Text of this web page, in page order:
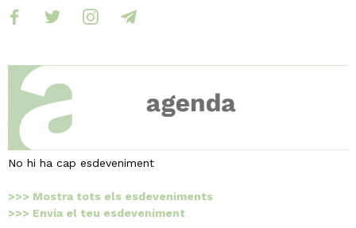
facebooktwitter instagramtelegram
No hi ha cap esdeveniment
>>> Mostra tots els esdeveniments
>>> Envia el teu esdeveniment